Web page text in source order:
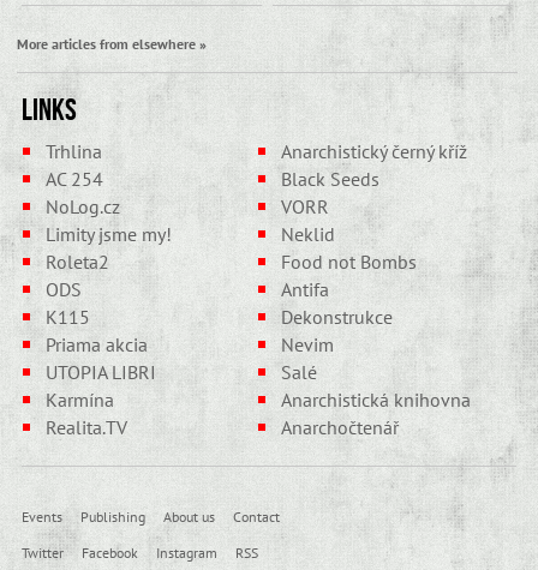
More articles from elsewhere »
Links
Trhlina
Anarchistický černý kříž
AC 254
Black Seeds
NoLog.cz
VORR
Limity jsme my!
Neklid
Roleta2
Food not Bombs
ODS
Antifa
K115
Dekonstrukce
Priama akcia
Nevim
UTOPIA LIBRI
Salé
Karmína
Anarchistická knihovna
Realita.TV
Anarchočtenář
Events Publishing About us
Contact
Twitter
Facebook Instagram RSS